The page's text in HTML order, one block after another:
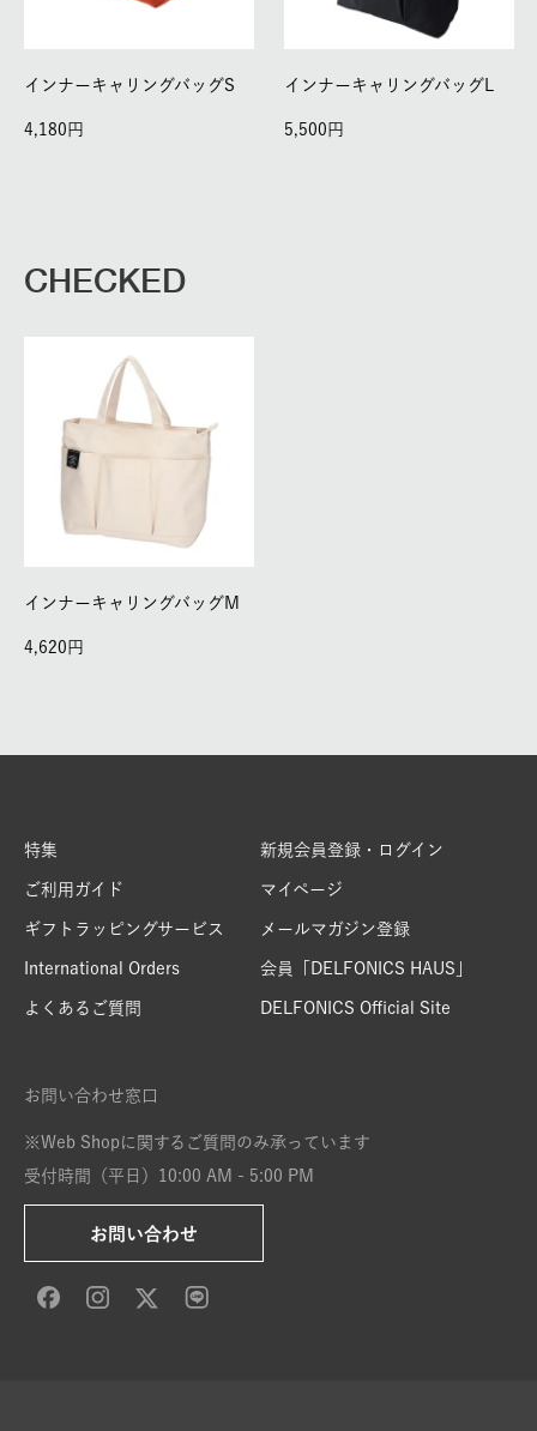
インナーキャリングバッグS
4,180
インナーキャリングバッグL
5,500
CHECKED
インナーキャリングバッグM
4,620
特集
ご利用ガイド
ギフトラッピングサービス
International Orders
よくあるご質問
新規会員登録・ログイン
マイページ
メールマガジン登録
会員「DELFONICS HAUS」
DELFONICS Official Site
お問い合わせ窓口
※Web Shopに関するご質問のみ承っています
受付時間（平日）10:00 AM - 5:00 PM
お問い合わせ